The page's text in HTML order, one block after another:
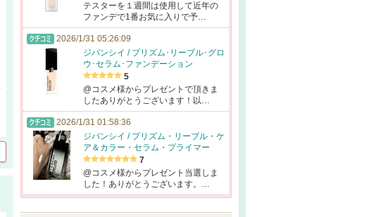
テスターを１週間は使用して近年の
ファンデで1番お気に入りで予…
2026/1/31 05:26:09
ジバンシイ / プリズム･リーブル･グロ
ウ･セラム･ファンデーション
5
@コスメ様からプレゼントで頂きま
したありがとうございます！以…
2026/1/31 01:58:36
ジバンシイ / プリズム・リーブル・ケ
ア＆カラー・セラム・プライマー
7
@コスメ様からプレゼント当選しま
した！ありがとうございます。…